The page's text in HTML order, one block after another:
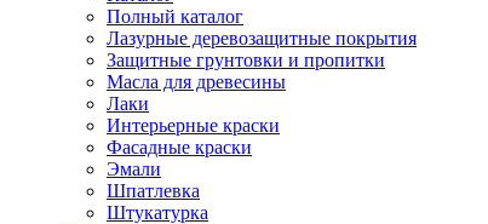
Полный каталог
Лазурные деревозащитные покрытия
Защитные грунтовки и пропитки
Масла для древесины
Лаки
Интерьерные краски
Фасадные краски
Эмали
Шпатлевка
Штукатурка